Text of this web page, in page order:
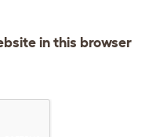
in this browser